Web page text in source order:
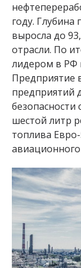
году. Глубина
выросла до
отрасли. По
лидером в РФ
Предприятие
предприятий
шестой литр
топлива